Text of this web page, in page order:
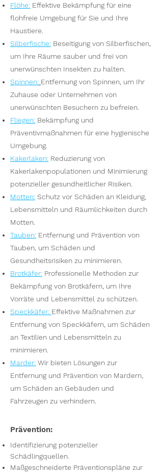
Flöhe: Effektive Bekämpfung für eine
flohfreie Umgebung für Sie und Ihre
Haustiere.
Silberfische: Beseitigung von Silberfischen,
um Ihre Räume sauber und frei von
unerwünschten Insekten zu halten.
Spinnen: Entfernung von Spinnen, um Ihr
Zuhause oder Unternehmen von
unerwünschten Besuchern zu befreien.
Fliegen: Bekämpfung und
Präventivmaßnahmen für eine hygienische
Umgebung.
Kakerlaken: Reduzierung von
Kakerlakenpopulationen und Minimierung
potenzieller gesundheitlicher Risiken.
Motten: Schutz vor Schäden an Kleidung,
Lebensmitteln und Räumlichkeiten durch
Motten.
Tauben: Entfernung und Prävention von
Tauben, um Schäden und
Gesundheitsrisiken zu minimieren.
Brotkäfer: Professionelle Methoden zur
Bekämpfung von Brotkäfern, um Ihre
Vorräte und Lebensmittel zu schützen.
Speckkäfer: Effektive Maßnahmen zur
Entfernung von Speckkäfern, um Schäden
an Textilien und Lebensmitteln zu
minimieren.
Marder: Wir bieten Lösungen zur
Entfernung und Prävention von Mardern,
um Schäden an Gebäuden und
Fahrzeugen zu verhindern.
Prävention:
Identifizierung potenzieller
Schädlingquellen.
Maßgeschneiderte Präventionspläne zur